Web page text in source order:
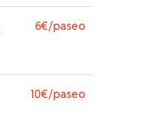
6€/paseo
10€/paseo